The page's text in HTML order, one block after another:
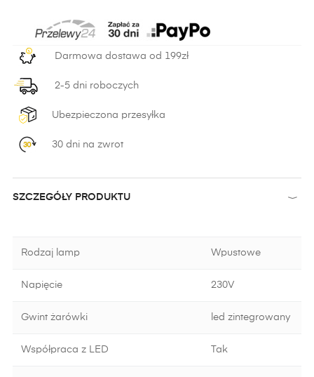
Darmowa dostawa od 199zł
2-5 dni roboczych
Ubezpieczona przesyłka
30 dni na zwrot
SZCZEGÓŁY PRODUKTU
Rodzaj lamp Wpustowe
Napięcie 230V
Gwint żarówki led zintegrowany
Współpraca z LED Tak